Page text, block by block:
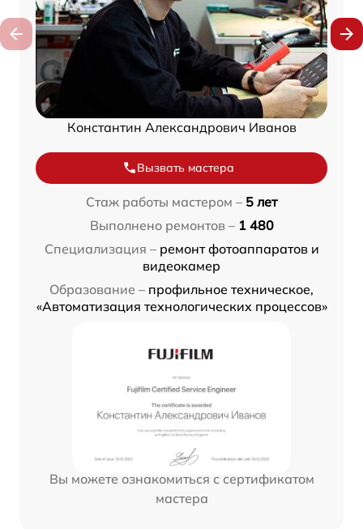
Константин Александрович Иванов
Вызвать мастера
Стаж работы мастером – 5 лет
Выполнено ремонтов – 1 480
Специализация – ремонт фотоаппаратов и
видеокамер
Образование – профильное техническое,
«Автоматизация технологических процессов»
Вы можете ознакомиться с сертификатом
мастера